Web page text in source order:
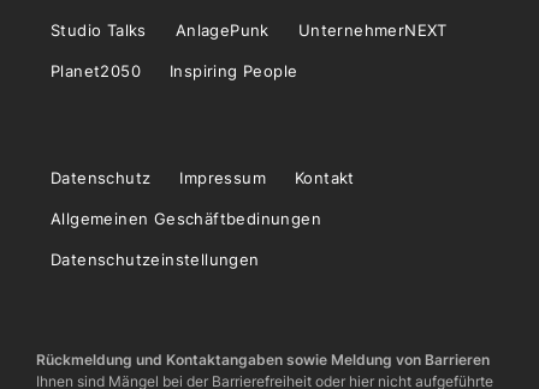
Studio Talks AnlagePunk UnternehmerNEXT
Planet2050 Inspiring People
Datenschutz Impressum Kontakt
Allgemeinen Geschäftbedinungen
Datenschutzeinstellungen
Rückmeldung und Kontaktangaben sowie Meldung von Barrieren
Ihnen sind Mängel bei der Barrierefreiheit oder hier nicht aufgeführte